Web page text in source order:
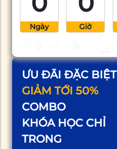
ƯU ĐÃI ĐẶC BIỆT
GIẢM TỚI 50%
COMBO
KHÓA HỌC CHỈ
TRONG
Ngày Giờ